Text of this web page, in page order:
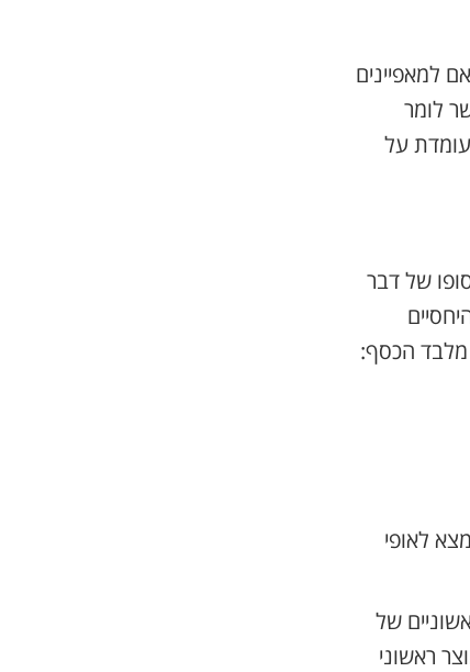
למאפיינים
לומר
על
של דבר
מלבד הכסף:
לאופי
של
ראשוני